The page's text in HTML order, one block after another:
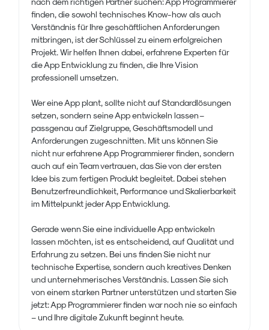
finden, die sowohl technisches Know-how als auch
Verständnis für Ihre geschäftlichen Anforderungen
mitbringen, ist der Schlüssel zu einem erfolgreichen
Projekt. Wir helfen Ihnen dabei, erfahrene Experten für
die App Entwicklung zu finden, die Ihre Vision
professionell umsetzen.
Wer eine App plant, sollte nicht auf Standardlösungen
setzen, sondern seine App entwickeln lassen –
passgenau auf Zielgruppe, Geschäftsmodell und
Anforderungen zugeschnitten. Mit uns können Sie
nicht nur erfahrene App Programmierer finden, sondern
auch auf ein Team vertrauen, das Sie von der ersten
Idee bis zum fertigen Produkt begleitet. Dabei stehen
Benutzerfreundlichkeit, Performance und Skalierbarkeit
im Mittelpunkt jeder App Entwicklung.
Gerade wenn Sie eine individuelle App entwickeln
lassen möchten, ist es entscheidend, auf Qualität und
Erfahrung zu setzen. Bei uns finden Sie nicht nur
technische Expertise, sondern auch kreatives Denken
und unternehmerisches Verständnis. Lassen Sie sich
von einem starken Partner unterstützen und starten Sie
jetzt: App Programmierer finden war noch nie so einfach
– und Ihre digitale Zukunft beginnt heute.